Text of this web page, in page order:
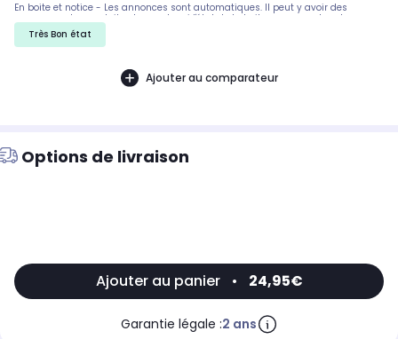
En boite et notice - Les annonces sont automatiques. Il peut y avoir des
rayures sur les produits, demandez si l'état de la boite par exemple est
important. Nous ne pouvons pas tout detailler
Très Bon état
Ajouter au comparateur
Options de livraison
Ajouter au panier • 24,95€
Garantie légale :2 ans